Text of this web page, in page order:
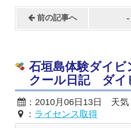
前の記事へ -
石垣島体験ダイ
クール日記 ダイ
：2010月06日13日 天気
： ライセンス取得